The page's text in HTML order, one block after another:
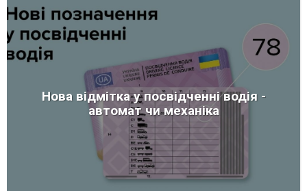
Нова відмітка у посвідченні водія -
автомат чи механіка